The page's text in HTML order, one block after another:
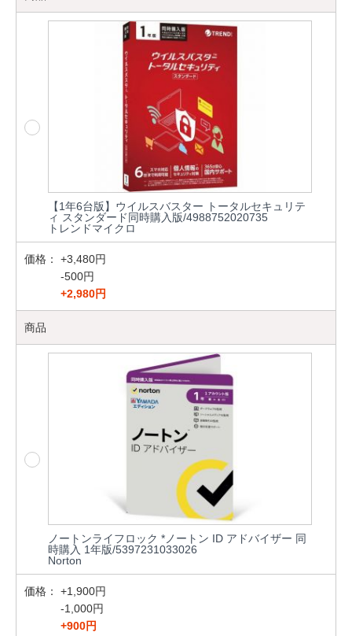
【1年6台版】ウイルスバスター トータルセキュリテ
ィ スタンダード同時購入版/4988752020735
トレンドマイクロ
価格：
+3,480円
-500円
+2,980円
商品
ノートンライフロック *ノートン ID アドバイザー 同
時購入 1年版/5397231033026
Norton
価格：
+1,900円
-1,000円
+900円